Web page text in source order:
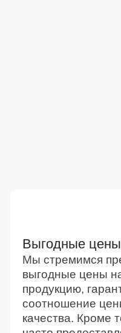
Выгодные цены
Мы стремимся
выгодные цены
продукцию,
соотношение
качества. Кроме